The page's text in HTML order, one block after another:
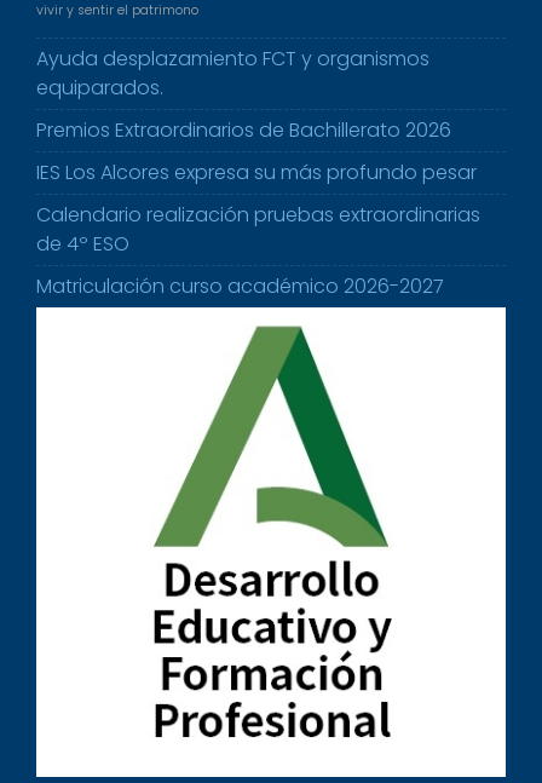
vivir y sentir el patrimono
Ayuda desplazamiento FCT y organismos
equiparados.
Premios Extraordinarios de Bachillerato 2026
IES Los Alcores expresa su más profundo pesar
Calendario realización pruebas extraordinarias
de 4º ESO
Matriculación curso académico 2026-2027